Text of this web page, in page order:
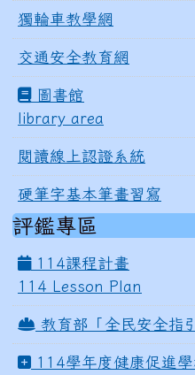
獨輪車教學網
交通安全教育網
圖書館
library area
閱讀線上認證系統
硬筆字基本筆畫習寫
評鑑專區
114課程計畫
114 Lesson Plan
教育部「全民安全指
114學年度健康促進